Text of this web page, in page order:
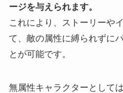
ージを与えられます。
これにより、ストーリーや
て、敵の属性に縛られずに
とが可能です。
無属性キャラクターとして